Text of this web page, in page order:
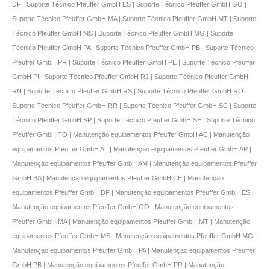
DF | Suporte Técnico Pfeuffer GmbH ES | Suporte Técnico Pfeuffer GmbH GO |
Suporte Técnico Pfeuffer GmbH MA | Suporte Técnico Pfeuffer GmbH MT | Suporte
Técnico Pfeuffer GmbH MS | Suporte Técnico Pfeuffer GmbH MG | Suporte
Técnico Pfeuffer GmbH PA | Suporte Técnico Pfeuffer GmbH PB | Suporte Técnico
Pfeuffer GmbH PR | Suporte Técnico Pfeuffer GmbH PE | Suporte Técnico Pfeuffer
GmbH PI | Suporte Técnico Pfeuffer GmbH RJ | Suporte Técnico Pfeuffer GmbH
RN | Suporte Técnico Pfeuffer GmbH RS | Suporte Técnico Pfeuffer GmbH RO |
Suporte Técnico Pfeuffer GmbH RR | Suporte Técnico Pfeuffer GmbH SC | Suporte
Técnico Pfeuffer GmbH SP | Suporte Técnico Pfeuffer GmbH SE | Suporte Técnico
Pfeuffer GmbH TO | Manutençāo equipamentos Pfeuffer GmbH AC | Manutençāo
equipamentos Pfeuffer GmbH AL | Manutençāo equipamentos Pfeuffer GmbH AP |
Manutençāo equipamentos Pfeuffer GmbH AM | Manutençāo equipamentos Pfeuffer
GmbH BA | Manutençāo equipamentos Pfeuffer GmbH CE | Manutençāo
equipamentos Pfeuffer GmbH DF | Manutençāo equipamentos Pfeuffer GmbH ES |
Manutençāo equipamentos Pfeuffer GmbH GO | Manutençāo equipamentos
Pfeuffer GmbH MA | Manutençāo equipamentos Pfeuffer GmbH MT | Manutençāo
equipamentos Pfeuffer GmbH MS | Manutençāo equipamentos Pfeuffer GmbH MG |
Manutençāo equipamentos Pfeuffer GmbH PA | Manutençāo equipamentos Pfeuffer
GmbH PB | Manutençāo equipamentos Pfeuffer GmbH PR | Manutençāo